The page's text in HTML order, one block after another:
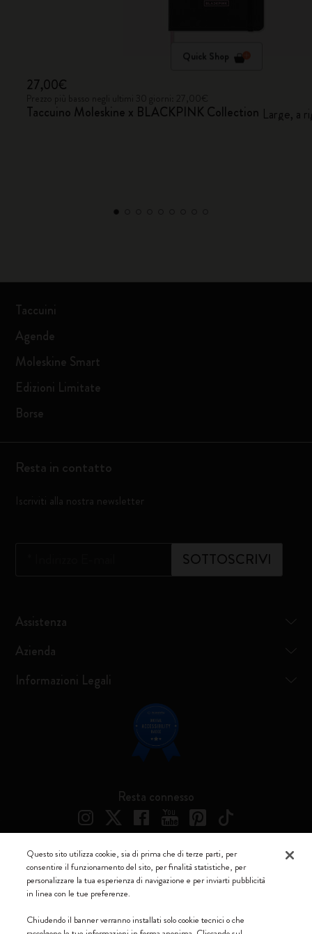
Quick Shop
27,00€
Taccuino Moleskine x BLACKPINK Collection Large, a
Taccuini
Agende
Moleskine Smart
Edizioni Limitate
Borse
Resta in contatto
Iscriviti alla nostra newsletter
SOTTOSCRIVI
Assistenza
Azienda
Informazioni Legali
Resta connesso
Moleskine ® è un marchio registrato di Moleskine Srl a socio unico
Moleskine srl a socio unico - Via Bergognone, 34 – 20144 Milano -
Soc. €2.181.513,42
Questo sito utilizza cookie, sia di prima che di terze parti, per
consentire il funzionamento del sito, per finalità statistiche, per
personalizzare la tua esperienza di navigazione e per inviarti pubblicità
in linea con le tue preferenze.
Chiudendo il banner verranno installati solo cookie tecnici o che